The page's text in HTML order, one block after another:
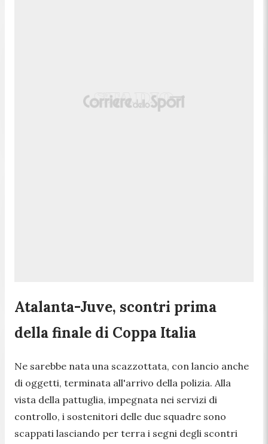
Atalanta-Juve, scontri prima
della finale di Coppa Italia
Ne sarebbe nata una scazzottata, con lancio anche
di oggetti, terminata all'arrivo della polizia. Alla
vista della pattuglia, impegnata nei servizi di
controllo, i sostenitori delle due squadre sono
scappati lasciando per terra i segni degli scontri